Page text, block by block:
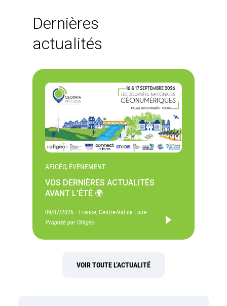
Dernières
actualités
AFIGÉO, ÉVÈNEMENT
VOS DERNIÈRES ACTUALITÉS
AVANT L’ÉTÉ 🌍
09/07/2026 - France, Centre-Val de Loire
Proposé par l'Afigéo
VOIR TOUTE L’ACTUALITÉ